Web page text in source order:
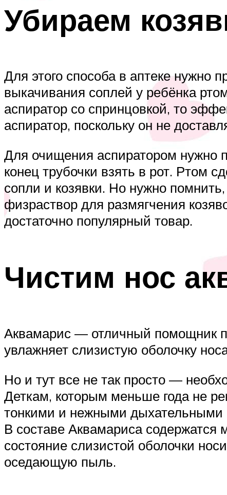
Убираем
Для этого способа в аптеке нужно
выкачивания соплей у ребёнка
аспиратор со спринцовкой, то
аспиратор, поскольку он не
Для очищения аспиратором нужно
конец трубочки взять в рот. Ртом
сопли и козявки. Но нужно
физраствор для размягчения
достаточно популярный товар.
Чистим нос
Аквамарис — отличный помощник
увлажняет слизистую оболочку
Но и тут все не так просто —
Деткам, которым меньше года не
тонкими и нежными дыхательными
В составе Аквамариса
состояние слизистой оболочки
оседающую пыль.